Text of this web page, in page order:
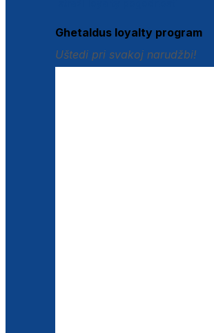
Ghetaldus loyalty program
Uštedi pri svakoj narudžbi!